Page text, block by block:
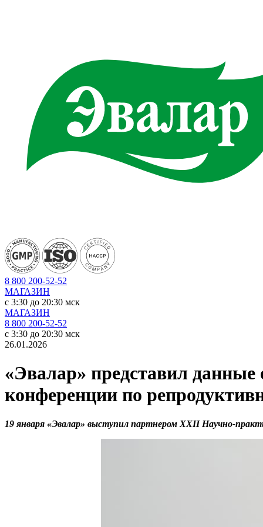
8 800 200-52-52
МАГАЗИН
c 3:30 до 20:30 мск
МАГАЗИН
8 800 200-52-52
c 3:30 до 20:30 мск
26.01.2026
«Эвалар» представил данные
конференции по
19 января «Эвалар» выступил партнером XXII Научно-